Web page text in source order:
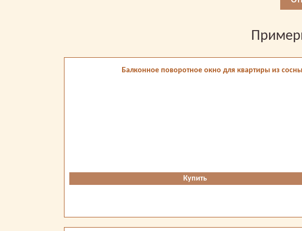
Балконное поворотное окно для квартиры из
Купить